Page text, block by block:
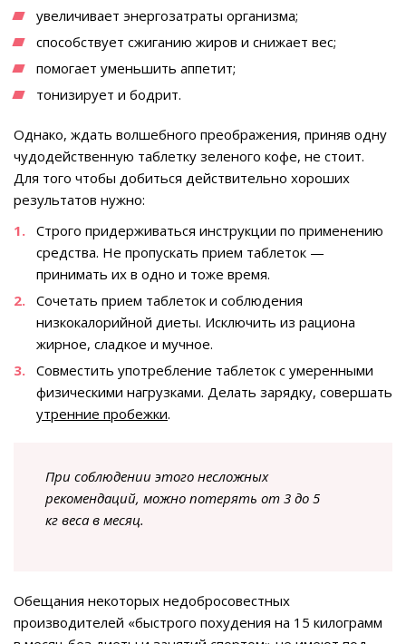
увеличивает энергозатраты организма;
способствует сжиганию жиров и снижает вес;
помогает уменьшить аппетит;
тонизирует и бодрит.
Однако, ждать волшебного преображения, приняв одну
чудодейственную таблетку зеленого кофе, не стоит.
Для того чтобы добиться действительно хороших
результатов нужно:
Строго придерживаться инструкции по применению
средства. Не пропускать прием таблеток —
принимать их в одно и тоже время.
Сочетать прием таблеток и соблюдения
низкокалорийной диеты. Исключить из рациона
жирное, сладкое и мучное.
Совместить употребление таблеток с умеренными
физическими нагрузками. Делать зарядку, совершать
утренние пробежки.
При соблюдении этого несложных
рекомендаций, можно потерять от 3 до 5
кг веса в месяц.
Обещания некоторых недобросовестных
производителей «быстрого похудения на 15 килограмм